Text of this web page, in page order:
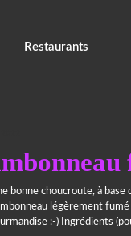
Restaurants
bonne choucroute, à base
légèrement
:-) Ingrédients